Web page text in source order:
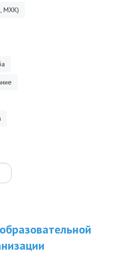
МХК)